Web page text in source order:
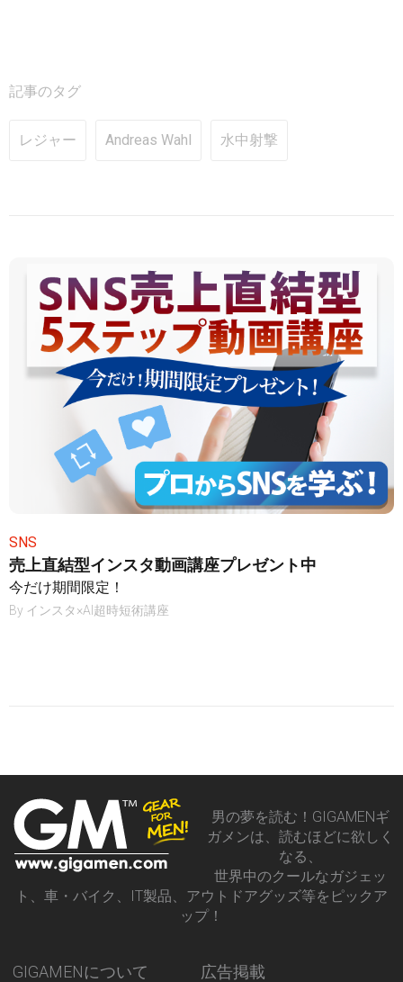
記事のタグ
レジャー Andreas Wahl 水中射撃
SNS
売上直結型インスタ動画講座プレゼント中
今だけ期間限定！
By インスタ×AI超時短術講座
男の夢を読む！GIGAMENギ
ガメンは、読むほどに欲しく
なる、
世界中のクールなガジェッ
ト、車・バイク、IT製品、アウトドアグッズ等をピックア
ップ！
GIGAMENについて 広告掲載